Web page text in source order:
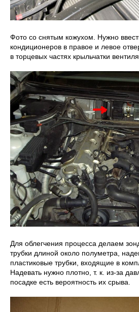
Фото со снятым кожухом. Нужно
кондиционеров в правое и левое
в торцевых частях крыльчатки
Для облегчения процесса делаем
трубки длиной около полуметра,
пластиковые трубки, входящие в
Надевать нужно плотно, т. к. из-за
посадке есть вероятность их срыва.